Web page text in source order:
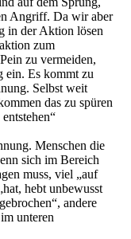
Angriff. Da wir aber
in der Aktion lösen
zum
zu vermeiden,
ein. Es kommt zu
Selbst weit
das zu spüren
Menschen die
sich im Bereich
muss, viel „auf
hebt unbewusst
andere
unteren